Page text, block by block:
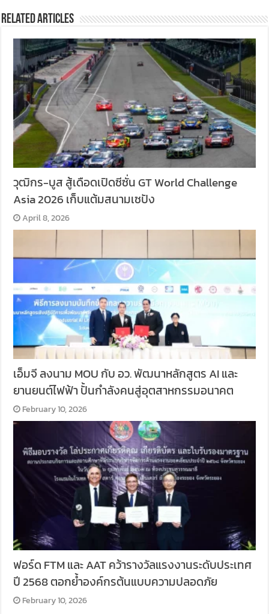
Related Articles
วุฒิกร-บูส สู้เดือดเปิดซีซั่น GT World Challenge
Asia 2026 เก็บแต้มสนามเซปัง
April 8, 2026
เอ็มจี ลงนาม MOU กับ อว. พัฒนาหลักสูตร AI และ
ยานยนต์ไฟฟ้า ปั้นกำลังคนสู่อุตสาหกรรมอนาคต
February 10, 2026
ฟอร์ด FTM และ AAT คว้ารางวัลแรงงานระดับประเทศ
ปี 2568 ตอกย้ำองค์กรต้นแบบความปลอดภัย
February 10, 2026